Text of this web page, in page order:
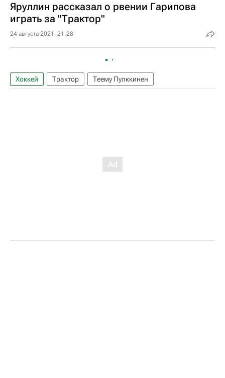
Яруллин рассказал о рвении Гарипова
играть за "Трактор"
24 августа 2021, 21:28
Хоккей Трактор Теему Пулккинен